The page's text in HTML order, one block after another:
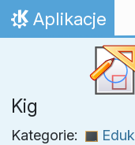
Przejdź to treści
Strona
Aplikacje
Kig
Kategorie: